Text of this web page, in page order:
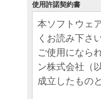
使用許諾契約書
本ソフトウェ
くお読み下さい
ご使用になら
ン株式会社（
成立したもの